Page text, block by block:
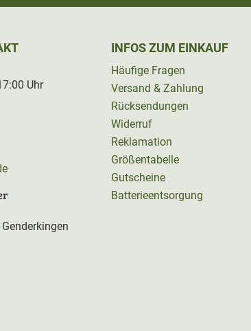
Uhr
INFOS ZUM EINKAUF
Häufige Fragen
Versand & Zahlung
Rücksendungen
Widerruf
Reklamation
Größentabelle
Gutscheine
Batterieentsorgung